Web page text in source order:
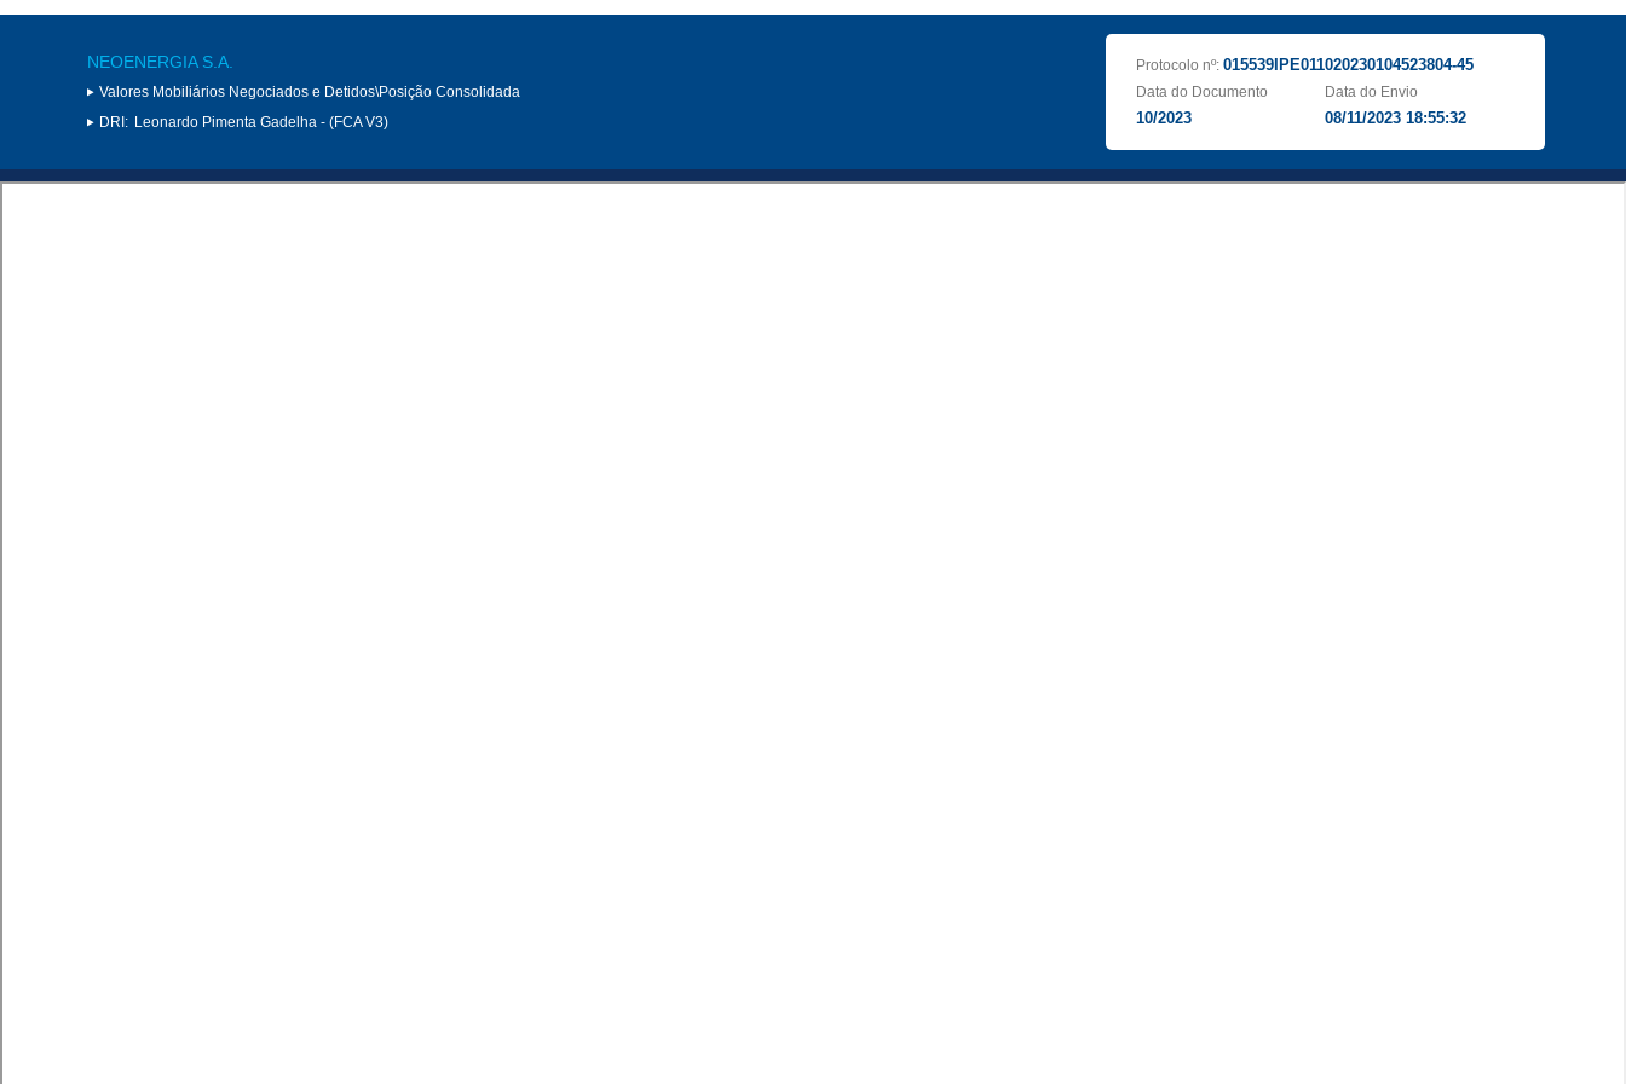
NEOENERGIA S.A.
Valores Mobiliários Negociados e Detidos\Posição Consolidada
DRI: Leonardo Pimenta Gadelha - (FCA V3)
Protocolo nº: 015539IPE011020230104523804-45
Data do Documento
10/2023
Data do Envio
08/11/2023 18:55:32